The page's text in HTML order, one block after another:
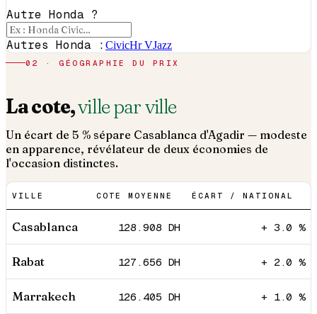
Autre Honda ?
Autres Honda : CivicHr VJazz
02 · GÉOGRAPHIE DU PRIX
La cote,ville par ville
Un écart de 5 % sépare Casablanca d'Agadir — modeste
en apparence, révélateur de deux économies de
l'occasion distinctes.
VILLE COTE MOYENNE ÉCART / NATIONAL
Casablanca 128.908 DH + 3.0 %
Rabat 127.656 DH + 2.0 %
Marrakech 126.405 DH + 1.0 %